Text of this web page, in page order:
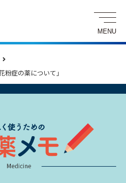
症の薬について」